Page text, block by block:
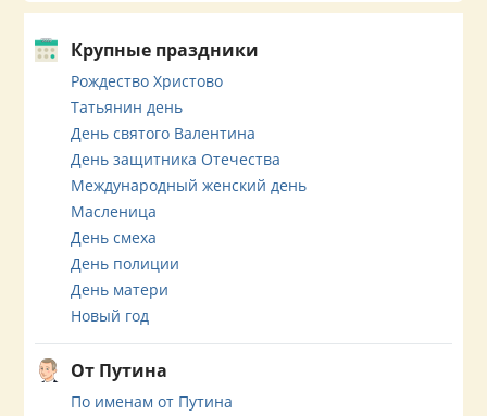
Крупные праздники
Рождество Христово
Татьянин день
День святого Валентина
День защитника Отечества
Международный женский день
Масленица
День смеха
День полиции
День матери
Новый год
От Путина
По именам от Путина